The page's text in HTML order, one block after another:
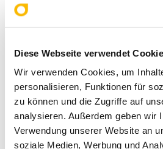
Diese Webseite verwendet
Wir verwenden Cookies, um
personalisieren, Funktionen für
zu können und die Zugriffe auf
analysieren. Außerdem geben wir
Verwendung unserer Website an
soziale Medien, Werbung und
war es eine wertvolle
Impulse aus der
aufzunehmen und
zu präsentieren.Wir
dankbar auf